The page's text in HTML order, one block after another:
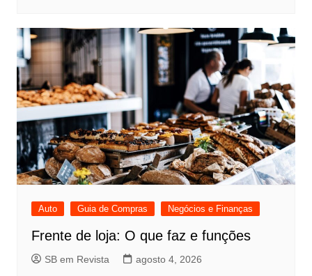
Auto Guia de Compras Negócios e Finanças
Frente de loja: O que faz e funções
SB em Revista agosto 4, 2026